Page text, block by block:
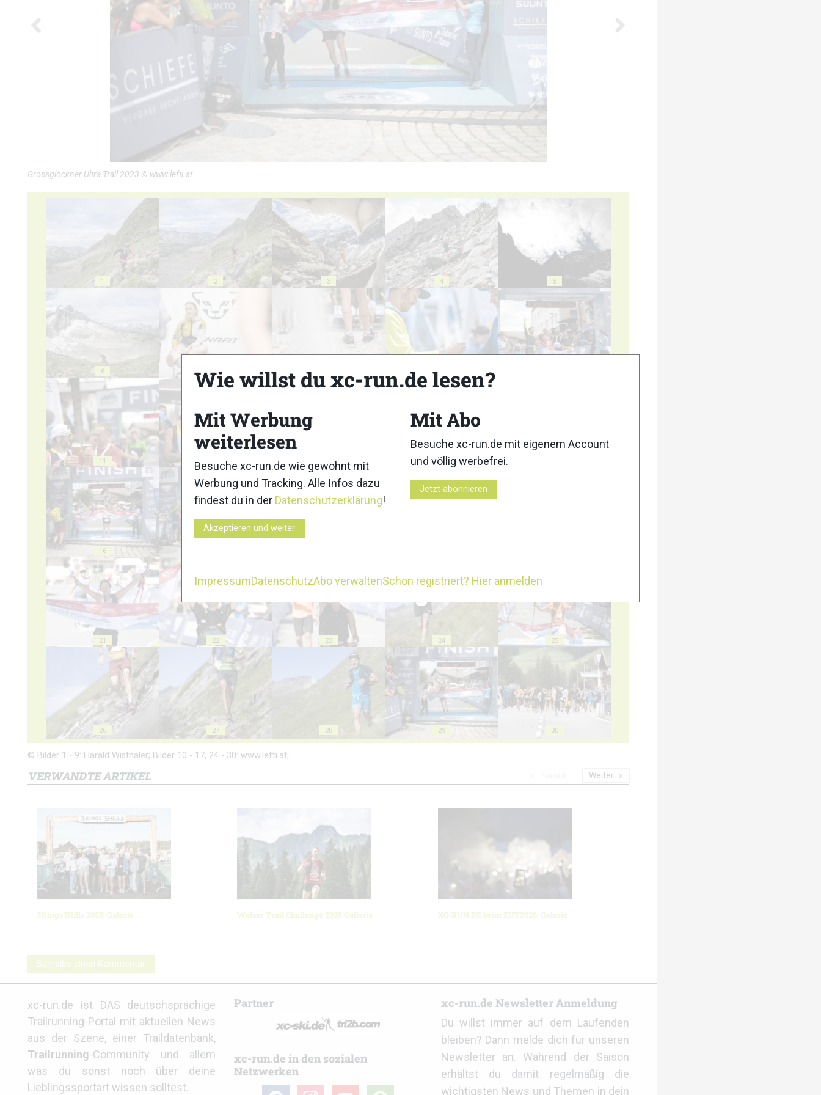
Grossglockner Ultra Trail 2023 © www.lefti.at
1 2 3 4 5
6 7
11 14
16
21 22 23 24 25
26 27 28 29 30
© Bilder 1 - 9: Harald Wisthaler; Bilder 10 - 17, 24 - 30: www.lefti.at;
VERWANDTE ARTIKEL
3Kings3Hills 2026: Galerie Walser Trail Challenge 2026 Gallerie XC-RUN.DE beim ZUT2026: Galerie
Weiter
Schreibe einen Kommentar
xc-run.de ist DAS deutschsprachige
Trailrunning-Portal mit aktuellen News
aus der Szene, einer Traildatenbank,
Trailrunning-Community und allem
was du sonst noch über deine
Lieblingssportart wissen solltest.
Partner
xc-run.de in den sozialen
Netzwerken
xc-run.de Newsletter Anmeldung
Du willst immer auf dem Laufenden
bleiben? Dann melde dich für unseren
Newsletter an. Während der Saison
erhältst du damit regelmäßig die
wichtigsten News und Themen in dein
Wie willst du xc-run.de lesen?
Mit Werbung
weiterlesen
Besuche xc-run.de wie gewohnt mit
Werbung und Tracking. Alle Infos dazu
findest du in der Datenschutzerklärung!
Akzeptieren und weiter
Mit Abo
Besuche xc-run.de mit eigenem Account
und völlig werbefrei.
Jetzt abonnieren
ImpressumDatenschutzAbo verwaltenSchon registriert? Hier anmelden